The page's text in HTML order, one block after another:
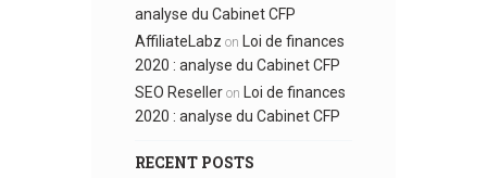
analyse du Cabinet CFP
AffiliateLabz on
Loi de finances
2020 : analyse du Cabinet CFP
SEO Reseller on
Loi de finances
2020 : analyse du Cabinet CFP
RECENT POSTS